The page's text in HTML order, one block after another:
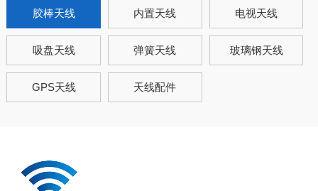
胶棒天线 内置天线 电视天线
吸盘天线 弹簧天线 玻璃钢天线
GPS天线 天线配件